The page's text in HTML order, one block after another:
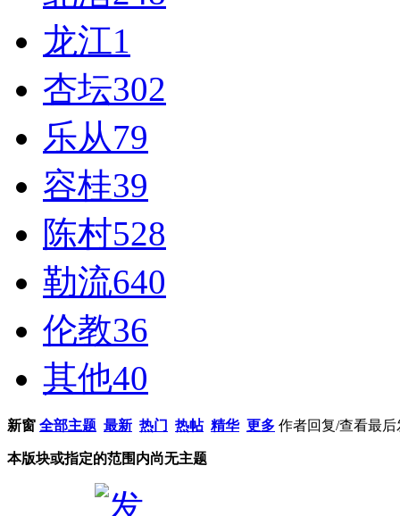
龙江1
杏坛302
乐从79
容桂39
陈村528
勒流640
伦教36
其他40
新窗 全部主题 最新 热门 热帖 精华 更多 作者回复/查看最后
本版块或指定的范围内尚无主题